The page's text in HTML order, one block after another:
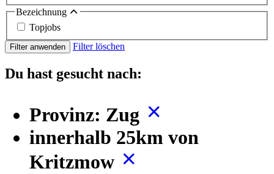
Bezeichnung
Topjobs
Filter anwenden Filter löschen
Du hast gesucht nach:
Provinz: Zug
innerhalb 25km von
Kritzmow